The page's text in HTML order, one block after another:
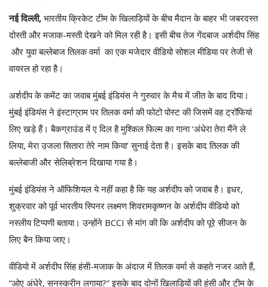
नई दिल्ली, भारतीय क्रिकेट टीम के खिलाड़ियों के बीच मैदान के बाहर भी जबरदस्त
दोस्ती और मजाक-मस्ती देखने को मिल रही है। इसी बीच तेज गेंदबाज अर्शदीप सिंह
और युवा बल्लेबाज तिलक वर्मा का एक मजेदार वीडियो सोशल मीडिया पर तेजी से
वायरल हो रहा है।
अर्शदीप के कमेंट का जवाब मुंबई इंडियंस ने गुरुवार के मैच में जीत के बाद दिया।
मुंबई इंडियंस ने इंस्टाग्राम पर तिलक वर्मा की फोटो पोस्ट की जिसमें वह ट्रॉफियां
लिए खड़े हैं। बैकग्राउंड में ए दिल है मुश्किल फिल्म का गाना ‘अंधेरा तेरा मैंने ले
लिया, मेरा उजला सितारा तेरे नाम किया’ सुनाई देता है। इसके बाद तिलक की
बल्लेबाजी और सेलिब्रेशन दिखाया गया है।
मुंबई इंडियंस ने ऑफिशियल ये नहीं कहा है कि यह अर्शदीप को जवाब है। इधर,
शुक्रवार को पूर्व भारतीय स्पिनर लक्ष्मण शिवरामकृष्णन के अर्शदीप वीडियो को
नस्लीय टिप्पणी बताया। उन्होंने BCCI से मांग की कि अर्शदीप को पूरे सीजन के
लिए बैन किया जाए।
वीडियो में अर्शदीप सिंह हंसी-मजाक के अंदाज में तिलक वर्मा से कहते नजर आते हैं,
“ओए अंधेरे, सनस्क्रीन लगाया?” इसके बाद दोनों खिलाड़ियों की हंसी और टीम के